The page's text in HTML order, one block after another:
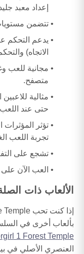
إعداد معبد
تتضمن
الاتجاه)
مجانية للعب
متصفح.
مثالية
حتى عند
تؤثر المؤثرات
تجربة اللعب
تشجع على
العب الآن على
الألعاب ذات
بألعاب أخرى في
1 Forest Temple
العنصري الأصلي في